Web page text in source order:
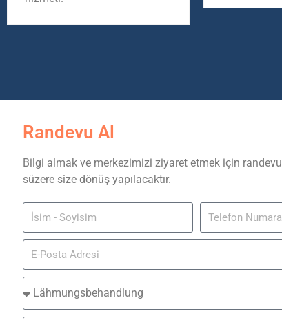
Randevu Al
Bilgi almak ve merkezimizi ziyaret etmek için randevu
süzere size dönüş yapılacaktır.